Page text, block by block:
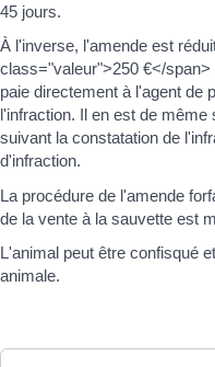
45 jours.
À l'inverse, l'amende est
class="valeur">250 €</
paie directement à l'agent de
l'infraction. Il en est de
suivant la constatation de
d'infraction.
La procédure de l'amende
de la vente à la sauvette est
L'animal peut être confisqué
animale.